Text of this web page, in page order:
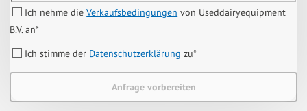
Ich nehme dieVerkaufsbedingungen von Useddairyequipment
B.V. an*
Ich stimme der Datenschutzerklärung zu*
Anfrage vorbereiten